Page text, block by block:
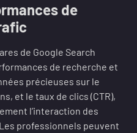
de
de Google Search
de recherche et
précieuses sur le
et le taux de clics (CTR),
l’interaction des
professionnels peuvent